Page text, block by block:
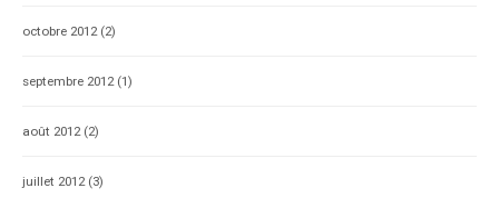
octobre 2012(2)
septembre 2012(1)
août 2012(2)
juillet 2012(3)